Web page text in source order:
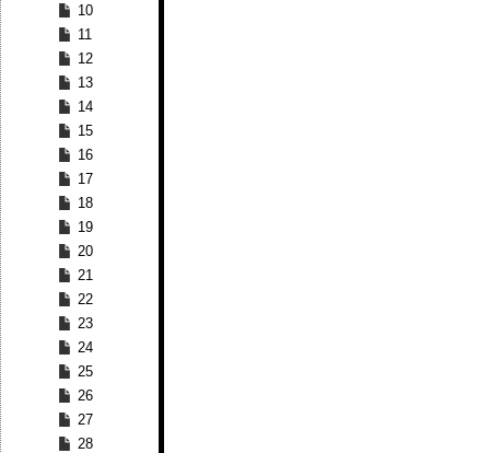
10
11
12
13
14
15
16
17
18
19
20
21
22
23
24
25
26
27
28